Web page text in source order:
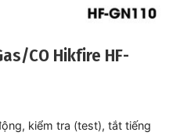
CO Hikfire HF-
kiểm tra (test), tắt tiếng